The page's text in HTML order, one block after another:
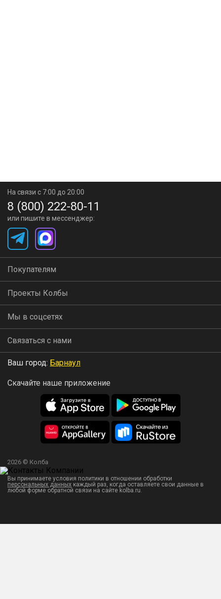
На связи с 7:00 до 20:00
8 (800) 222-80-11
или пишите в мессенджер:
Покупателям
Проекты Колбы
Мы в соцсетях
Связаться с нами
Ваш город: Барнаул
Скачайте наше приложение
2026 © Колба
Вы принимаете условия политики в отношении обработки
персональных данных каждый раз, когда оставляете свои данные в
любой форме обратной связи на сайте kolba.ru.